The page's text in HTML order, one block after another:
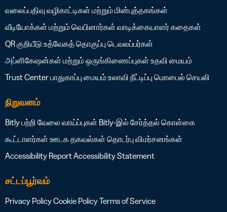
வலைப்பதிவுவழிகாட்டிகள் மற்றும் மின்புத்தகங்கள்
வீடியோக்கள் மற்றும் வெபினார்கள் வாடிக்கையாளர் கதைகள்
QR குறியீடு உத்வேகத் தொகுப்பு டெவலப்பர்கள்
அப்ளிகேஷன்கள் மற்றும் ஒருங்கிணைப்புகள் உதவி மையம்
Trust Centerபாதுகாப்பு மையம்உலாவி நீட்டிப்பு மொபைல் செயலி
நிறுவனம்
Bitly பற்றி வேலை வாய்ப்புகள் Bitly-இல் சேர்த்தல் கொள்கை
கூட்டாளர்கள் ஊடக தகவல்கள் தொடர்பு விமர்சனங்கள்
Accessibility ReportAccessibility Statement
சட்டப்பூர்வம்
Privacy PolicyCookie PolicyTerms of Service